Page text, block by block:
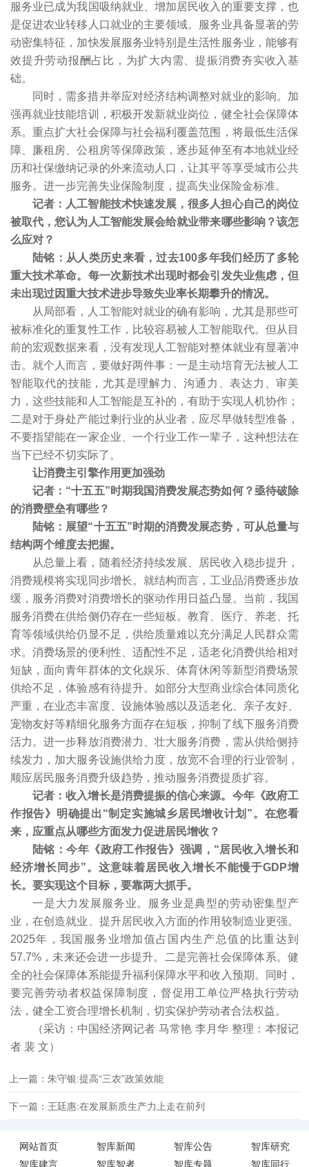
服务业已成为我国吸纳就业、增加居民收入的重要支撑，也
是促进农业转移人口就业的主要领域。服务业具备显著的劳
动密集特征，加快发展服务业特别是生活性服务业，能够有
效提升劳动报酬占比，为扩大内需、提振消费夯实收入基
础。
同时，需多措并举应对经济结构调整对就业的影响。加
强再就业技能培训，积极开发新就业岗位，健全社会保障体
系。重点扩大社会保障与社会福利覆盖范围，将最低生活保
障、廉租房、公租房等保障政策，逐步延伸至有本地就业经
历和社保缴纳记录的外来流动人口，让其平等享受城市公共
服务。进一步完善失业保险制度，提高失业保险金标准。
记者：人工智能技术快速发展，很多人担心自己的岗位
被取代，您认为人工智能发展会给就业带来哪些影响？该怎
么应对？
陆铭：从人类历史来看，过去100多年我们经历了多轮
重大技术革命。每一次新技术出现时都会引发失业焦虑，但
未出现过因重大技术进步导致失业率长期攀升的情况。
从局部看，人工智能对就业的确有影响，尤其是那些可
被标准化的重复性工作，比较容易被人工智能取代。但从目
前的宏观数据来看，没有发现人工智能对整体就业有显著冲
击。就个人而言，要做好两件事：一是主动培育无法被人工
智能取代的技能，尤其是理解力、沟通力、表达力、审美
力，这些技能和人工智能是互补的，有助于实现人机协作；
二是对于身处产能过剩行业的从业者，应尽早做转型准备，
不要指望能在一家企业、一个行业工作一辈子，这种想法在
当下已经不切实际了。
让消费主引擎作用更加强劲
记者：“十五五”时期我国消费发展态势如何？亟待破除
的消费壁垒有哪些？
陆铭：展望“十五五”时期的消费发展态势，可从总量与
结构两个维度去把握。
从总量上看，随着经济持续发展、居民收入稳步提升，
消费规模将实现同步增长。就结构而言，工业品消费逐步放
缓，服务消费对消费增长的驱动作用日益凸显。当前，我国
服务消费在供给侧仍存在一些短板。教育、医疗、养老、托
育等领域供给仍显不足，供给质量难以充分满足人民群众需
求。消费场景的便利性、适配性不足，适老化消费供给相对
短缺，面向青年群体的文化娱乐、体育休闲等新型消费场景
供给不足，体验感有待提升。如部分大型商业综合体同质化
严重，在业态丰富度、设施体验感以及适老化、亲子友好、
宠物友好等精细化服务方面存在短板，抑制了线下服务消费
活力。进一步释放消费潜力、壮大服务消费，需从供给侧持
续发力，加大服务设施供给力度，放宽不合理的行业管制，
顺应居民服务消费升级趋势，推动服务消费提质扩容。
记者：收入增长是消费提振的信心来源。今年《政府工
作报告》明确提出“制定实施城乡居民增收计划”。在您看
来，应重点从哪些方面发力促进居民增收？
陆铭：今年《政府工作报告》强调，“居民收入增长和
经济增长同步”。这意味着居民收入增长不能慢于GDP增
长。要实现这个目标，要靠两大抓手。
一是大力发展服务业。服务业是典型的劳动密集型产
业，在创造就业、提升居民收入方面的作用较制造业更强。
2025年，我国服务业增加值占国内生产总值的比重达到
57.7%，未来还会进一步提升。二是完善社会保障体系。健
全的社会保障体系能提升福利保障水平和收入预期。同时，
要完善劳动者权益保障制度，督促用工单位严格执行劳动
法，健全工资合理增长机制，切实保护劳动者合法权益。
（采访：中国经济网记者 马常艳 李月华 整理：本报记
者 裴 文）
上一篇：朱守银:提高“三农”政策效能
下一篇：王廷惠:在发展新质生产力上走在前列
网站首页 智库新闻 智库公告
智库研究
智库建言
智库智者 智库专题 智库同行